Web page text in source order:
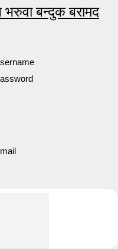
भरुवा बन्दुक बरामद